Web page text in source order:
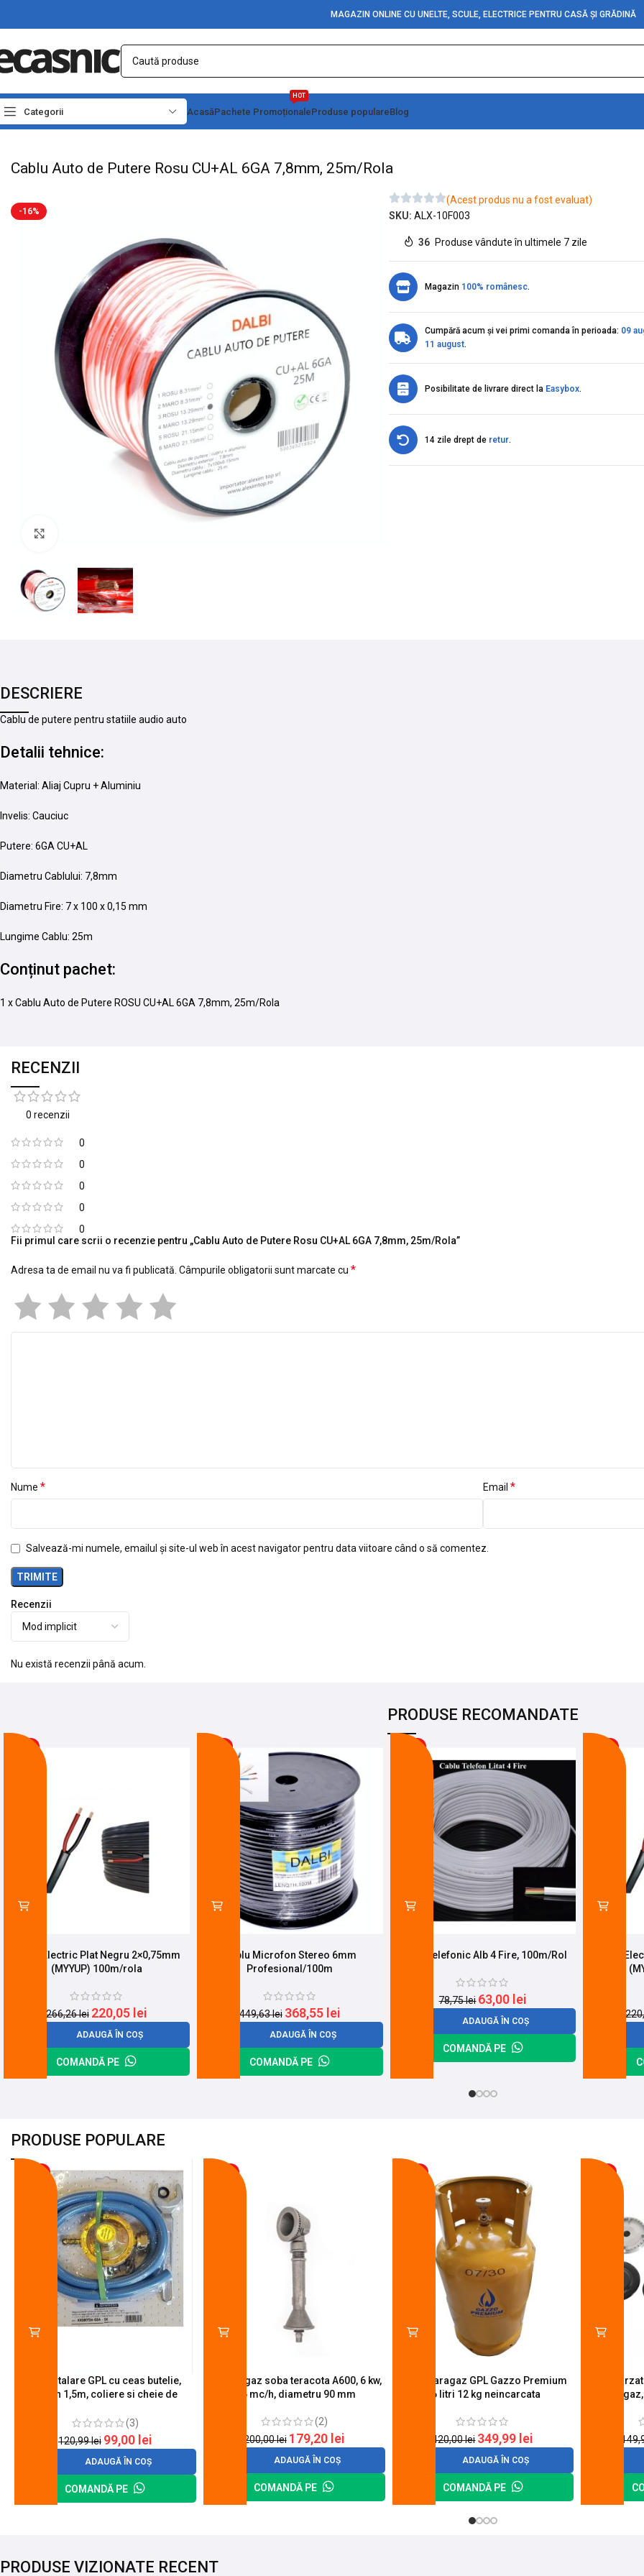
MAGAZIN ONLINE CU UNELTE, SCULE, ELECTRICE PENTRU CASĂ ȘI GRĂDINĂ
Categorii AcasăPachete Promoționale
HOT
Produse populareBlog
Prima pagină Electrice Cabluri la rola Cablu Auto de Putere Rosu CU+AL 6GA 7,8mm, 25m/Rola
Cablu Auto de Putere Rosu CU+AL 6GA 7,8mm, 25m/Rola
-16%
(Acest produs nu a fost evaluat)
SKU: ALX-10F003
36 Produse vândute în ultimele 7 zile
Magazin 100% românesc.
Cumpără acum și vei primi comanda în perioada: 09
11 august.
Posibilitate de livrare direct la Easybox.
14 zile drept de retur.
DESCRIERE
Cablu de putere pentru statiile audio auto
Detalii tehnice:
Material: Aliaj Cupru + Aluminiu
Invelis: Cauciuc
Putere: 6GA CU+AL
Diametru Cablului: 7,8mm
Diametru Fire: 7 x 100 x 0,15 mm
Lungime Cablu: 25m
Conținut pachet:
1 x Cablu Auto de Putere ROSU CU+AL 6GA 7,8mm, 25m/Rola
RECENZII
0 recenzii
0
0
0
0
0
Recenzii
Nu există recenzii până acum.
Fii primul care scrii o recenzie pentru „Cablu Auto de Putere Rosu CU+AL 6GA 7,8mm, 25m/Rola”
Adresa ta de email nu va fi publicată. Câmpurile obligatorii sunt marcate cu *
Nume * Email *
Salvează-mi numele, emailul și site-ul web în acest navigator pentru data viitoare când o să comentez.
PRODUSE RECOMANDATE
Cablu Electric Plat Negru 2×0,75mm
(MYYUP) 100m/rola
266,26lei 220,05 lei
ADAUGĂ ÎN COȘ
COMANDĂ PE
Cablu Microfon Stereo 6mm
Profesional/100m
449,63lei 368,55 lei
ADAUGĂ ÎN COȘ
COMANDĂ PE
Cablu Telefonic Alb 4 Fire, 100m/Rol
78,75lei 63,00 lei
ADAUGĂ ÎN COȘ
COMANDĂ PE
Cablu
PRODUSE POPULARE
Kit instalare GPL cu ceas butelie,
furtun 1,5m, coliere si cheie de
(3)
120,99lei 99,00 lei
ADAUGĂ ÎN COȘ
COMANDĂ PE
Arzator gaz soba teracota A600, 6 kw,
0.6 mc/h, diametru 90 mm
(2)
200,00lei 179,20 lei
ADAUGĂ ÎN COȘ
COMANDĂ PE
Butelie aragaz GPL Gazzo Premium
26 litri 12 kg neincarcata
420,00lei 349,99 lei
ADAUGĂ ÎN COȘ
COMANDĂ PE
Set 4
PRODUSE VIZIONATE RECENT